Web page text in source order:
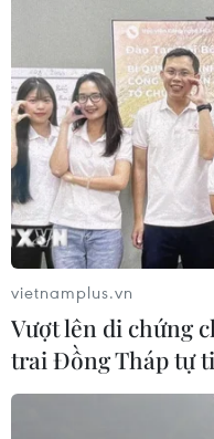
vietnamplus.vn
Vượt lên di chứng
trai Đồng Tháp tự